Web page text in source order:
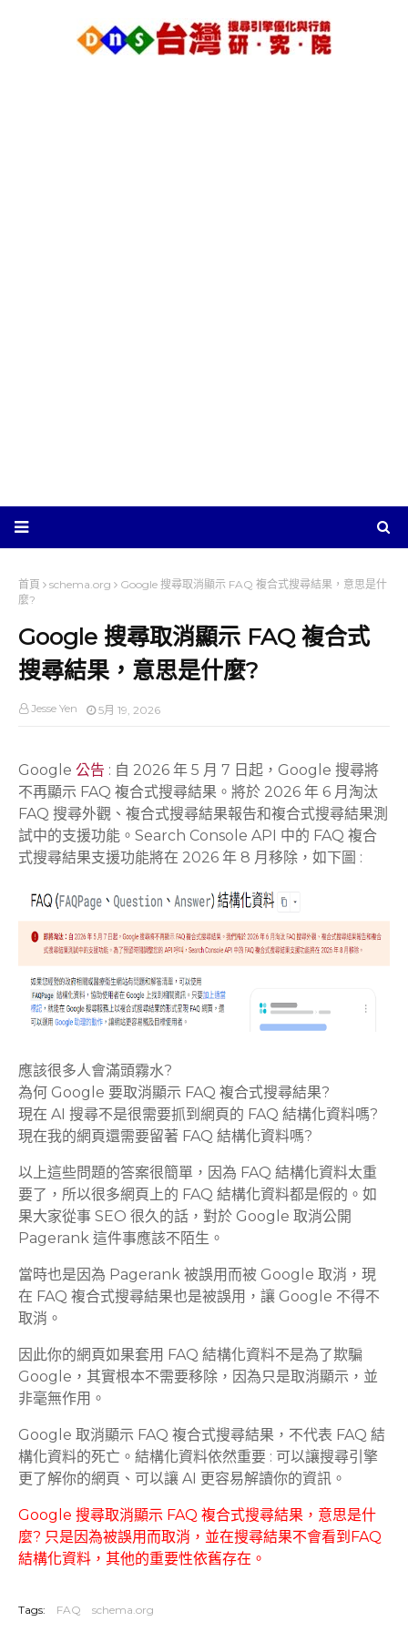
首頁 schema.org
Google 搜尋取消顯示 FAQ 複合式搜尋結果，意思是什
麼?
Google 搜尋取消顯示 FAQ 複合式
搜尋結果，意思是什麼?
Jesse Yen 5月 19, 2026
Google 公告 : 自 2026 年 5 月 7 日起，Google 搜尋將
不再顯示 FAQ 複合式搜尋結果。將於 2026 年 6 月淘汰
FAQ 搜尋外觀、複合式搜尋結果報告和複合式搜尋結果測
試中的支援功能。Search Console API 中的 FAQ 複合
式搜尋結果支援功能將在 2026 年 8 月移除，如下圖 :
應該很多人會滿頭霧水?
為何 Google 要取消顯示 FAQ 複合式搜尋結果?
現在 AI 搜尋不是很需要抓到網頁的 FAQ 結構化資料嗎?
現在我的網頁還需要留著 FAQ 結構化資料嗎?
以上這些問題的答案很簡單，因為 FAQ 結構化資料太重
要了，所以很多網頁上的 FAQ 結構化資料都是假的。如
果大家從事 SEO 很久的話，對於 Google 取消公開
Pagerank 這件事應該不陌生。
當時也是因為 Pagerank 被誤用而被 Google 取消，現
在 FAQ 複合式搜尋結果也是被誤用，讓 Google 不得不
取消。
因此你的網頁如果套用 FAQ 結構化資料不是為了欺騙
Google，其實根本不需要移除，因為只是取消顯示，並
非毫無作用。
Google 取消顯示 FAQ 複合式搜尋結果，不代表 FAQ 結
構化資料的死亡。結構化資料依然重要 : 可以讓搜尋引擎
更了解你的網頁、可以讓 AI 更容易解讀你的資訊。
Google 搜尋取消顯示 FAQ 複合式搜尋結果，意思是什
麼? 只是因為被誤用而取消，並在搜尋結果不會看到FAQ
結構化資料，其他的重要性依舊存在。
Tags: FAQ schema.org